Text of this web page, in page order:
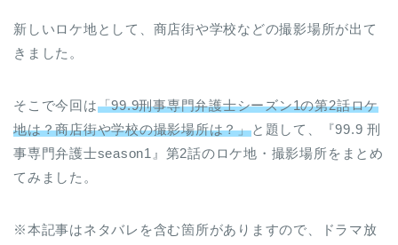
新しいロケ地として、商店街や学校などの撮影場所が出て
きました。
そこで今回は「99.9刑事専門弁護士シーズン1の第2話ロケ
地は？商店街や学校の撮影場所は？」と題して、『99.9 刑
事専門弁護士season1』第2話のロケ地・撮影場所をまとめ
てみました。
※本記事はネタバレを含む箇所がありますので、ドラマ放